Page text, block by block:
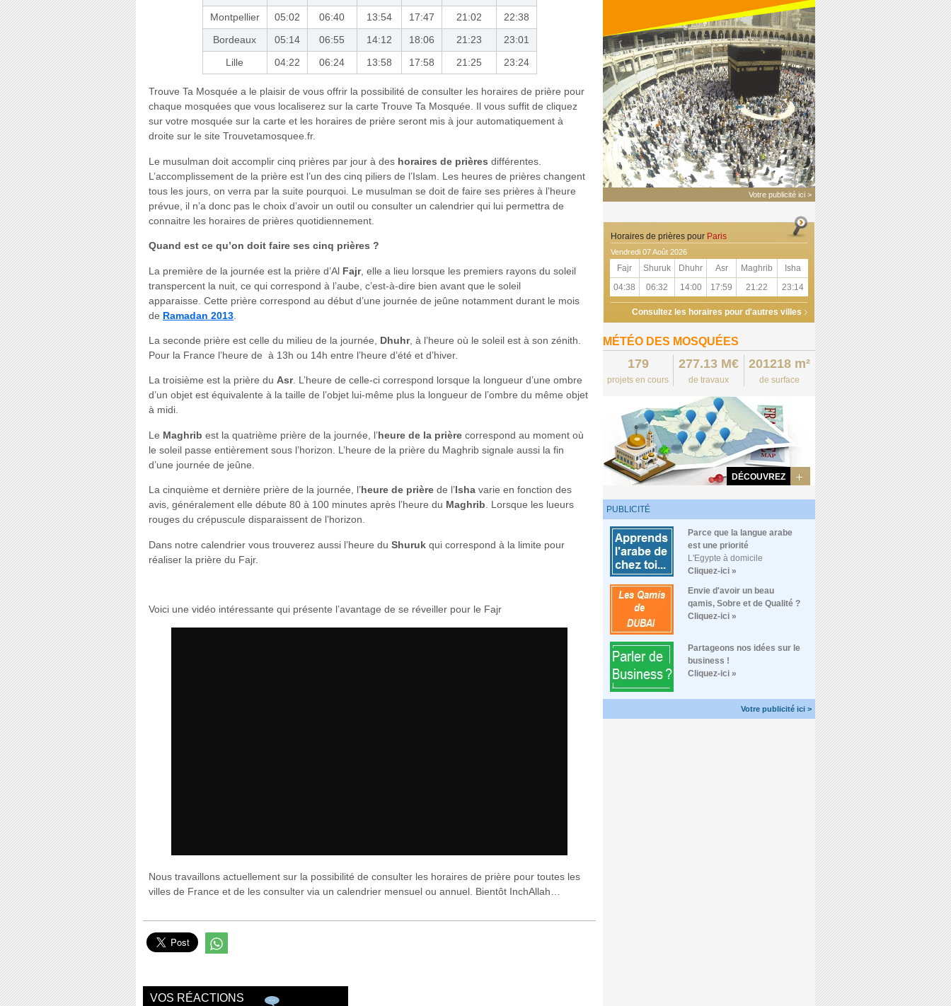
Montpellier 05:02 06:40 13:54 17:47 21:02
22:38
Bordeaux
05:14 06:55 14:12 18:06 21:23
23:01
Lille
04:22 06:24 13:58 17:58 21:25 23:24
Trouve Ta Mosquée a le plaisir de vous offrir la possibilité de consulter les horaires de prière pour
chaque mosquées que vous localiserez sur la carte Trouve Ta Mosquée. Il vous suffit de cliquez
sur votre mosquée sur la carte et les horaires de prière seront mis à jour automatiquement à
droite sur le site Trouvetamosquee.fr.
Le musulman doit accomplir cinq prières par jour à des horaires de prières différentes.
L’accomplissement de la prière est l’un des cinq piliers de l’Islam. Les heures de prières changent
tous les jours, on verra par la suite pourquoi. Le musulman se doit de faire ses prières à l’heure
prévue, il n’a donc pas le choix d’avoir un outil ou consulter un calendrier qui lui permettra de
connaitre les horaires de prières quotidiennement.
Quand est ce qu’on doit faire ses cinq prières ?
La première de la journée est la prière d’Al Fajr, elle a lieu lorsque les premiers rayons du soleil
transpercent la nuit, ce qui correspond à l’aube, c’est-à-dire bien avant que le soleil
apparaisse. Cette prière correspond au début d’une journée de jeûne notamment durant le mois
de Ramadan 2013
La seconde prière est celle du milieu de la journée, Dhuhr, à l’heure où le soleil est à son zénith.
Pour la France l’heure de à 13h ou 14h entre l’heure d’été et d’hiver.
La troisième est la prière du Asr. L’heure de celle-ci correspond lorsque la longueur d’une ombre
d’un objet est équivalente à la taille de l’objet lui-même plus la longueur de l’ombre du même objet
à midi.
Le Maghrib est la quatrième prière de la journée, l’heure de la prière correspond au moment où
le soleil passe entièrement sous l’horizon. L’heure de la prière du Maghrib signale aussi la fin
d’une journée de jeûne.
La cinquième et dernière prière de la journée, l’heure de prière de l’Isha varie en fonction des
avis, généralement elle débute 80 à 100 minutes après l’heure du Maghrib . Lorsque les lueurs
rouges du crépuscule disparaissent de l’horizon.
Dans notre calendrier vous trouverez aussi l’heure du Shuruk qui correspond à la limite pour
réaliser la prière du Fajr.
Voici une vidéo intéressante qui présente l’avantage de se réveiller pour le Fajr
Nous travaillons actuellement sur la possibilité de consulter les horaires de prière pour toutes les
villes de France et de les consulter via un calendrier mensuel ou annuel. Bientôt InchAllah…
VOS RÉACTIONS
Votre publicité ici >
Horaires de prières pour Paris
Vendredi 07 Août 2026
Fajr Shuruk Dhuhr Asr Maghrib
Isha
04:38
06:32 14:00 17:59 21:22 23:14
Consultez les horaires pour d'autres villes
MÉTÉO DES MOSQUÉES
179
projets en cours
277.13 M€
de travaux
201218 m²
de surface
DÉCOUVREZ
PUBLICITÉ
Parce que la langue arabe
est une priorité
L'Egypte à domicile
Cliquez-ici »
Envie d'avoir un beau
qamis, Sobre et de Qualité ?
Cliquez-ici »
Partageons nos idées sur le
business !
Cliquez-ici »
Votre publicité ici >